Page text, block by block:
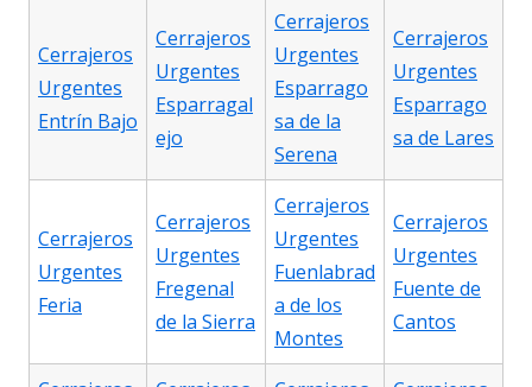
Cerrajeros
Urgentes
Entrín Bajo
Cerrajeros
Urgentes
Esparragal
ejo
Cerrajeros
Urgentes
Esparrago
sa de la
Serena
Cerrajeros
Urgentes
Esparrago
sa de Lares
Cerrajeros
Urgentes
Feria
Cerrajeros
Urgentes
Fregenal
de la Sierra
Cerrajeros
Urgentes
Fuenlabrad
a de los
Montes
Cerrajeros
Urgentes
Fuente de
Cantos